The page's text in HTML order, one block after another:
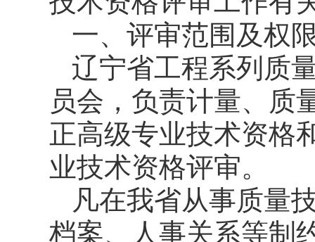
一、评审范围及权
辽宁省工程系列质
员会，负责计量、质
正高级专业技术资格
业技术资格评审。
凡在我省从事质量
档案、人事关系等制